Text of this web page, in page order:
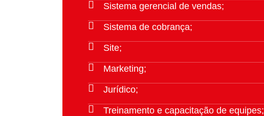
Sistema gerencial de vendas;
Sistema de cobrança;
Site;
Marketing;
Jurídico;
Treinamento e capacitação de equipes;